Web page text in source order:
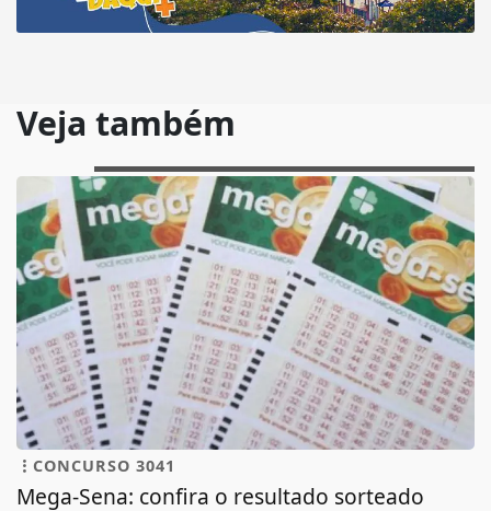
Veja também
CONCURSO 3041
Mega-Sena: confira o resultado sorteado